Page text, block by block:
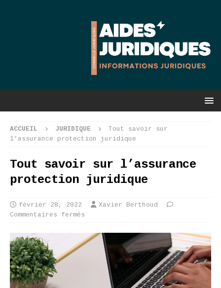
ACCUEIL JURIDIQUE
Tout savoir sur
l’assurance protection juridique
Tout savoir sur l’assurance
protection juridique
février 28, 2022
Xavier Berthoud
Commentaires fermés